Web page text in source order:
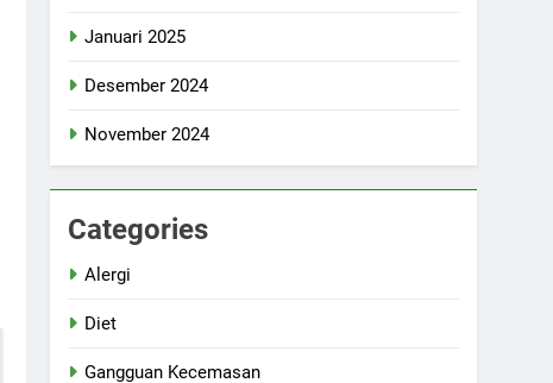
Januari 2025
Desember 2024
November 2024
Categories
Alergi
Diet
Gangguan Kecemasan